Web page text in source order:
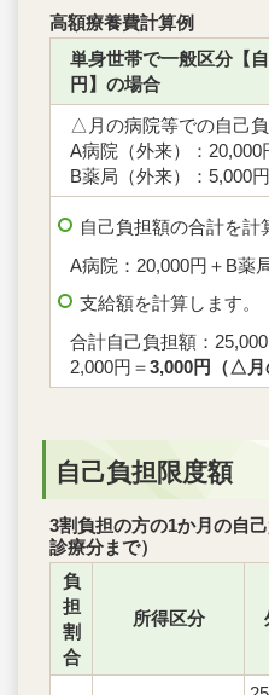
高額療養費計算例
単身世帯で一般区分【
円】の場合
△月の病院等での自己
A病院（外来）：20,000
B薬局（外来）：5,000円
自己負担額の合計を計
A病院：20,000円＋B薬
支給額を計算します。
合計自己負担額：
2,000円＝3,000円（△月
自己負担限度額
3割負担の方の1か月の自
診療分まで）
負
担
割
合
所得区分